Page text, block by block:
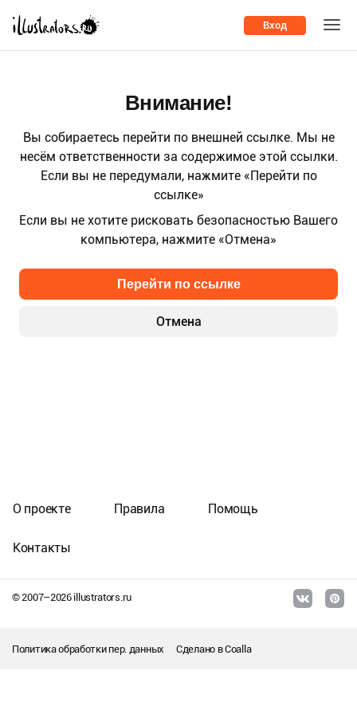
Вход
Внимание!
Вы собираетесь перейти по внешней ссылке. Мы не
несём ответственности за содержимое этой ссылки.
Если вы не передумали, нажмите «Перейти по
ссылке»
Если вы не хотите рисковать безопасностью Вашего
компьютера, нажмите «Отмена»
Отмена
Перейти по ссылке
© 2007–2026illustrators.ru
О проекте Правила Помощь
Контакты
Политика обработки пер. данных Сделано вCoalla